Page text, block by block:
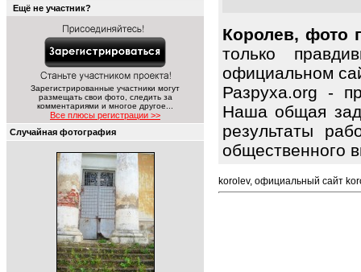
Ещё не участник?
Зарегистрированные участники могут
размещать свои фото, следить за
комментариями и многое другое...
Все плюсы регистрации >>
Случайная фотография
Королев, фото
только
официальном
Разруха.org -
Наша общая
результаты
общественного
korolev, официальный сайт